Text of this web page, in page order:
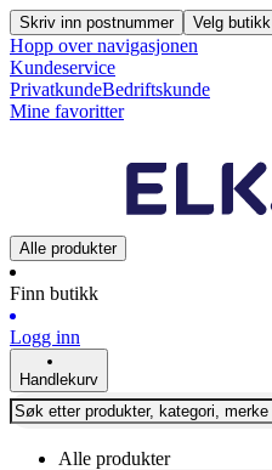
Skriv inn postnummer Velg butikk
Hopp over navigasjonen
Kundeservice
PrivatkundeBedriftskunde
Mine favoritter
Alle produkter
Finn butikk
Logg inn
Handlekurv
Alle produkter